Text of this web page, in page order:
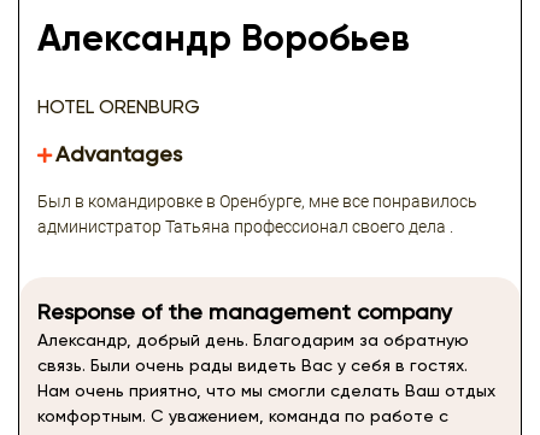
Александр Воробьев
HOTEL ORENBURG
Advantages
Был в командировке в Оренбурге, мне все понравилось
администратор Татьяна профессионал своего дела .
Response of the management company
Александр, добрый день. Благодарим за обратную
связь. Были очень рады видеть Вас у себя в гостях.
Нам очень приятно, что мы смогли сделать Ваш отдых
комфортным. С уважением, команда по работе с